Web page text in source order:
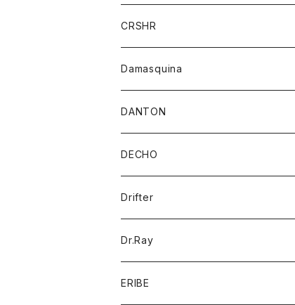
チーフ
バンダナ
トレーナー
パーカー
Tシャツ
パーカー
ジャケット
ジャケット
ワンピース
ブラウス
CRSHR
キャップ
Damasquina
ウォレット
カードケース
バッグ
DANTON
アウター
コート
ジャケット
アクセサリー
バッグ
キッズ
シャツ
グッズ
DECHO
帽子
Drifter
Dr.Ray
ERIBE